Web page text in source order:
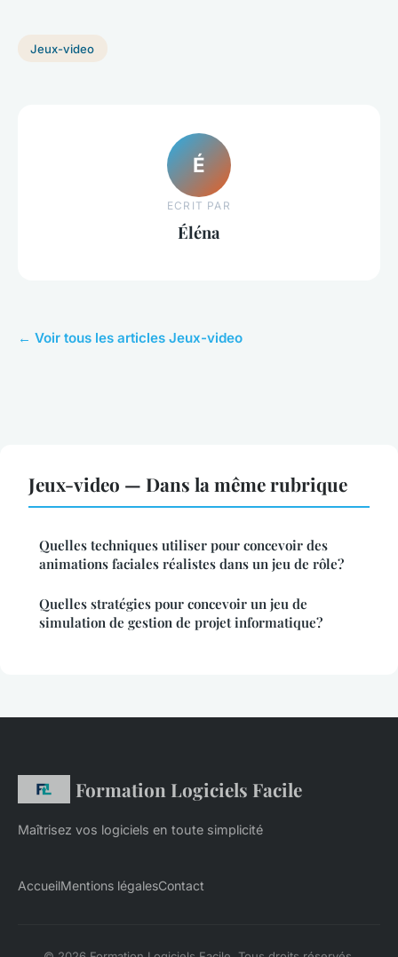
Jeux-video
É
ECRIT PAR
Éléna
← Voir tous les articles Jeux-video
Jeux-video — Dans la même rubrique
Quelles techniques utiliser pour concevoir des
animations faciales réalistes dans un jeu de rôle?
Quelles stratégies pour concevoir un jeu de
simulation de gestion de projet informatique?
Formation Logiciels Facile
Maîtrisez vos logiciels en toute simplicité
AccueilMentions légalesContact